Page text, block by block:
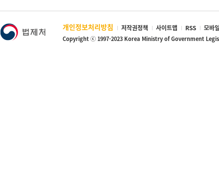
개인정보처리방침 저작권정책 사이트맵 RSS 모바
Copyright ⓒ 1997-2023 Korea Ministry of Government